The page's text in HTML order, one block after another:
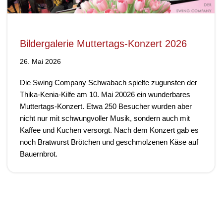
Bildergalerie Muttertags-Konzert 2026
26. Mai 2026
Die Swing Company Schwabach spielte zugunsten der
Thika-Kenia-Kilfe am 10. Mai 20026 ein wunderbares
Muttertags-Konzert. Etwa 250 Besucher wurden aber
nicht nur mit schwungvoller Musik, sondern auch mit
Kaffee und Kuchen versorgt. Nach dem Konzert gab es
noch Bratwurst Brötchen und geschmolzenen Käse auf
Bauernbrot.